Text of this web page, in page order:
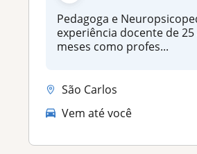
Pedagoga e
experiência docente de 25
meses como profes...
São Carlos
Vem até você